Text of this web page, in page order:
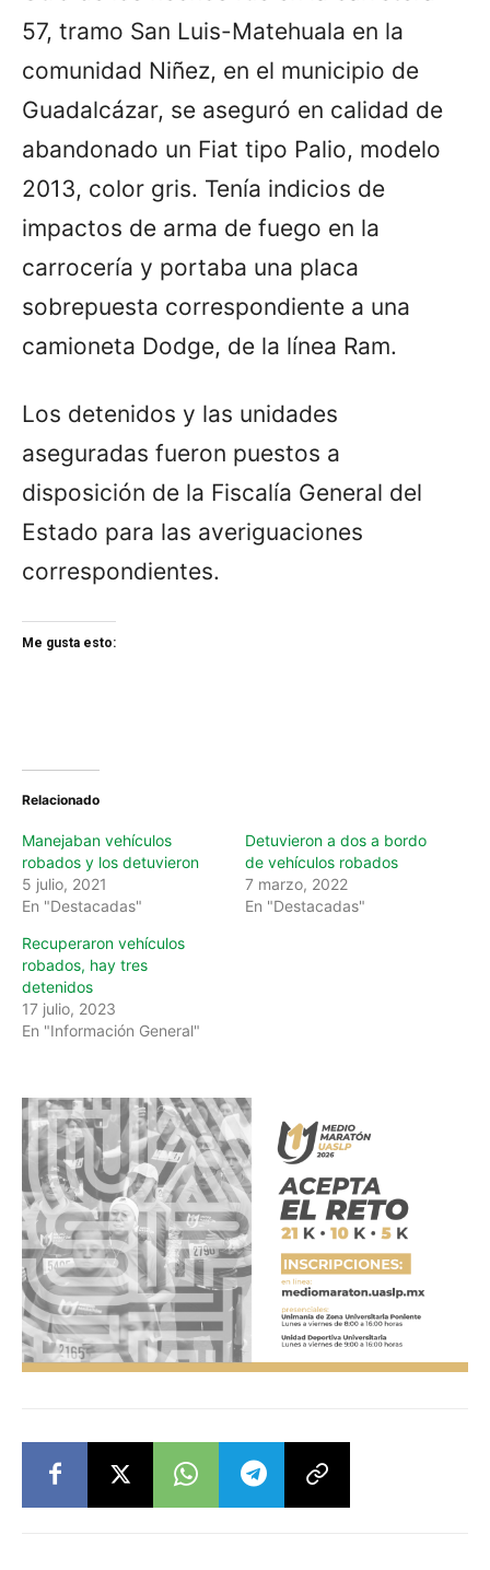
57, tramo San Luis-Matehuala en la
comunidad Niñez, en el municipio de
Guadalcázar, se aseguró en calidad de
abandonado un Fiat tipo Palio, modelo
2013, color gris. Tenía indicios de
impactos de arma de fuego en la
carrocería y portaba una placa
sobrepuesta correspondiente a una
camioneta Dodge, de la línea Ram.
Los detenidos y las unidades
aseguradas fueron puestos a
disposición de la Fiscalía General del
Estado para las averiguaciones
correspondientes.
Me gusta esto:
Relacionado
Manejaban vehículos
robados y los detuvieron
5 julio, 2021
En "Destacadas"
Detuvieron a dos a bordo
de vehículos robados
7 marzo, 2022
En "Destacadas"
Recuperaron vehículos
robados, hay tres
detenidos
17 julio, 2023
En "Información General"